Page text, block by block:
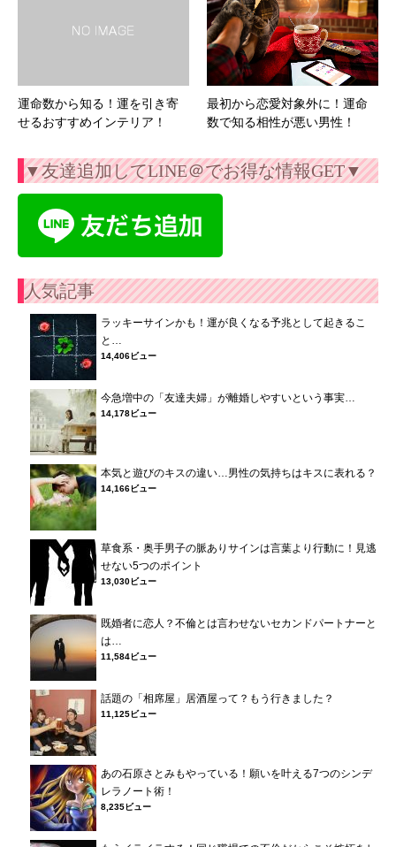
運命数から知る！運を引き寄
せるおすすめインテリア！
最初から恋愛対象外に！運命
数で知る相性が悪い男性！
▼友達追加してLINE＠でお得な情報GET▼
人気記事
ラッキーサインかも！運が良くなる予兆として起きるこ
と…
14,406ビュー
今急増中の「友達夫婦」が離婚しやすいという事実…
14,178ビュー
本気と遊びのキスの違い…男性の気持ちはキスに表れる？
14,166ビュー
草食系・奥手男子の脈ありサインは言葉より行動に！見逃
せない5つのポイント
13,030ビュー
既婚者に恋人？不倫とは言わせないセカンドパートナーと
は…
11,584ビュー
話題の「相席屋」居酒屋って？もう行きました？
11,125ビュー
あの石原さとみもやっている！願いを叶える7つのシンデ
レラノート術！
8,235ビュー